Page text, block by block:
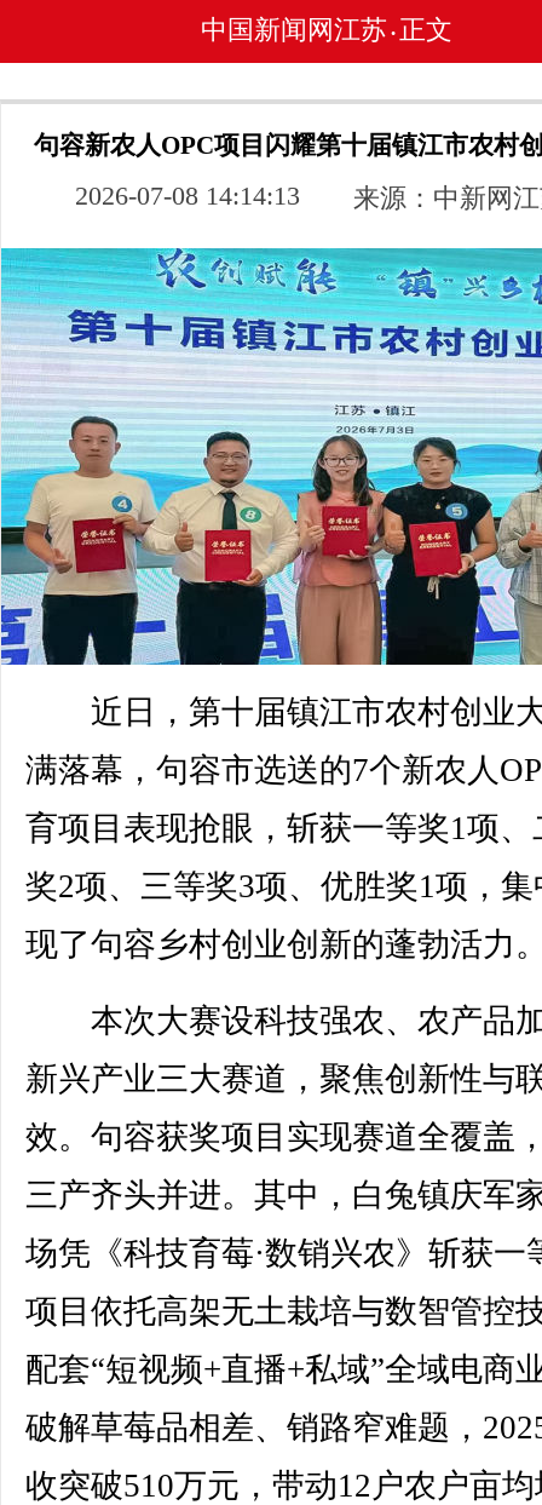
中国新闻网江苏 • 正文
句容新农人OPC项目闪耀第十届镇江市农村
2026-07-08 14:14:13 来源：中新网
近日，第十届镇江市农村创业
满落幕，句容市选送的7个新农人
育项目表现抢眼，斩获一等奖1项、
奖2项、三等奖3项、优胜奖1项，集
现了句容乡村创业创新的蓬勃活力
本次大赛设科技强农、农产品
新兴产业三大赛道，聚焦创新性与
效。句容获奖项目实现赛道全覆盖
三产齐头并进。其中，白兔镇庆军
场凭《科技育莓·数销兴农》斩获一
项目依托高架无土栽培与数智管控
配套“短视频+直播+私域”全域电商
破解草莓品相差、销路窄难题，
收突破510万元，带动12户农户亩